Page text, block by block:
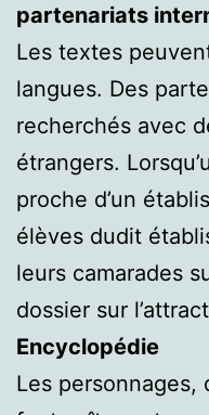
partenariats
Les textes
langues. Des
recherchés avec
étrangers.
proche d’un
élèves dudit
leurs camarades
dossier sur
Encyclopédie
Les personnages,